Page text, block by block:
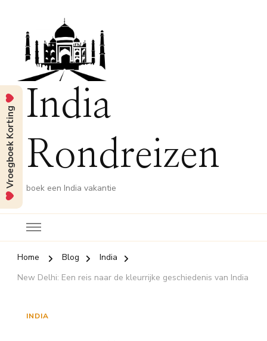
India
Rondreizen
boek een India vakantie
Home Blog
India
New Delhi: Een reis naar de kleurrijke geschiedenis van India
INDIA
Vroegboek Korting